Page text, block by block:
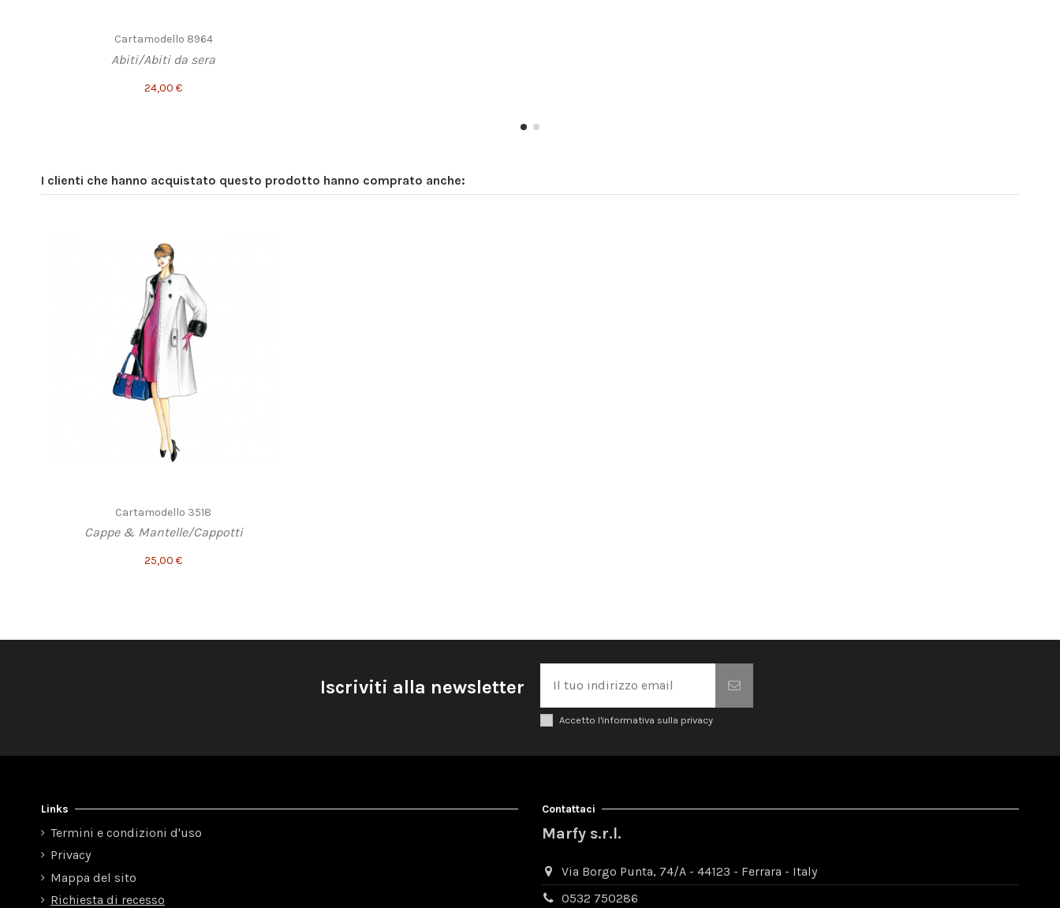
Cartamodello 8964
Abiti/Abiti da sera
24,00 €
I clienti che hanno acquistato questo prodotto hanno comprato anche:
Cartamodello 3518
Cappe & Mantelle/Cappotti
25,00 €
Iscriviti alla newsletter
Accetto l'informativa sulla privacy
Links
Termini e condizioni d'uso
Privacy
Mappa del sito
Richiesta di recesso
Contattaci
Marfy s.r.l.
Via Borgo Punta, 74/A - 44123 - Ferrara - Italy
0532 750286